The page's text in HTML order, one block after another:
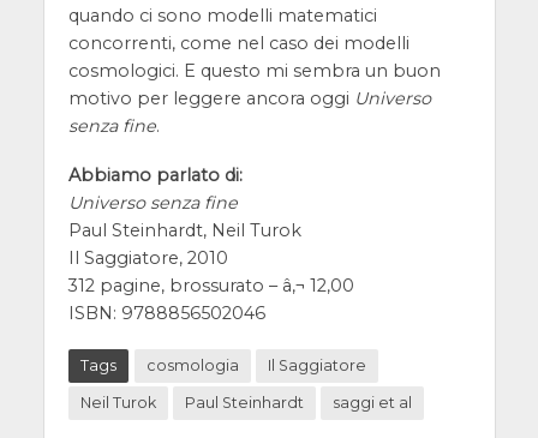
quando ci sono modelli matematici
concorrenti, come nel caso dei modelli
cosmologici. E questo mi sembra un buon
motivo per leggere ancora oggi Universo
senza fine.
Abbiamo parlato di:
Universo senza fine
Paul Steinhardt, Neil Turok
Il Saggiatore, 2010
312 pagine, brossurato – â‚¬ 12,00
ISBN: 9788856502046
Tags cosmologia Il Saggiatore
Neil Turok Paul Steinhardt saggi et al